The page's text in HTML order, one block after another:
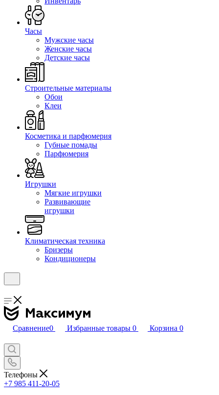
Часы
Мужские часы
Женские часы
Детские часы
Строительные материалы
Обои
Клеи
Косметика и парфюмерия
Губные помады
Парфюмерия
Игрушки
Мягкие игрушки
Развивающие
игрушки
Климатическая техника
Бризеры
Кондиционеры
Сравнение0 Избранные товары 0 Корзина 0
Телефоны
+7 985 411-20-05